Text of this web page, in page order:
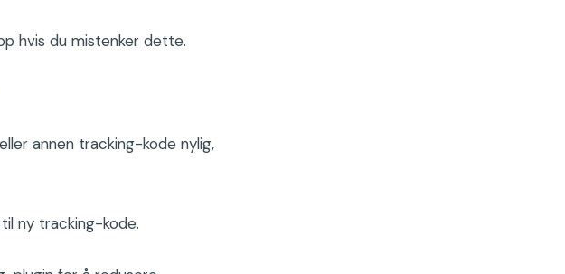
hvis du mistenker dette.
annen tracking-kode nylig,
ny tracking-kode.